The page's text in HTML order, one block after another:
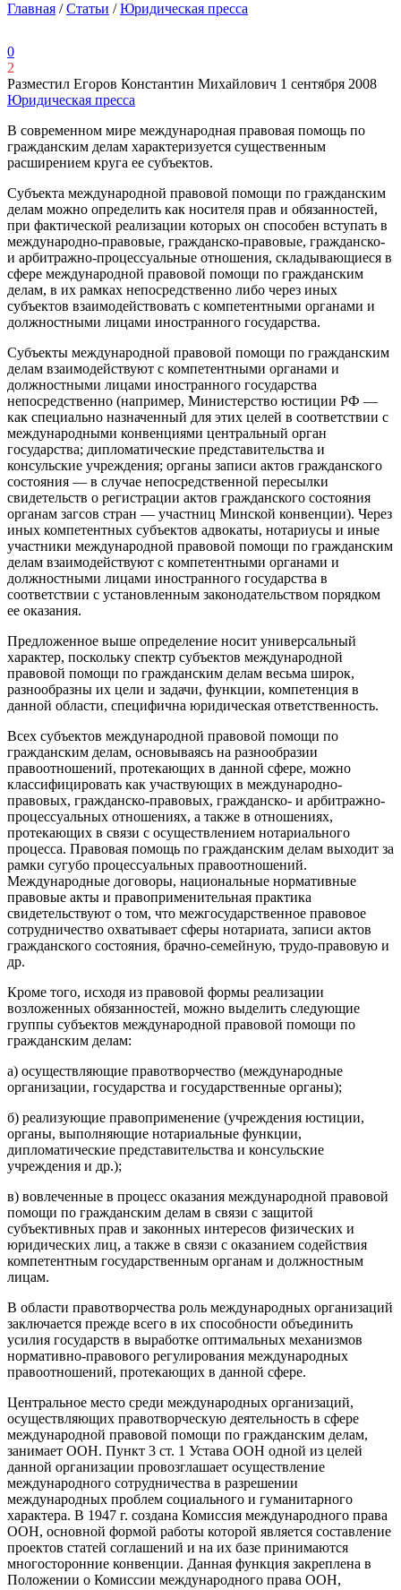
Главная /Статьи /Юридическая пресса
0
2
Разместил Егоров Константин Михайлович 1 сентября 2008
Юридическая пресса
В современном мире международная правовая помощь по
гражданским делам характеризуется существенным
расширением круга ее субъектов.
Субъекта международной правовой помощи по гражданским
делам можно определить как носителя прав и обязанностей,
при фактической реализации которых он способен вступать в
международно-правовые, гражданско-правовые, гражданско-
и арбитражно-процессуальные отношения, складывающиеся в
сфере международной правовой помощи по гражданским
делам, в их рамках непосредственно либо через иных
субъектов взаимодействовать с компетентными органами и
должностными лицами иностранного государства.
Субъекты международной правовой помощи по гражданским
делам взаимодействуют с компетентными органами и
должностными лицами иностранного государства
непосредственно (например, Министерство юстиции РФ —
как специально назначенный для этих целей в соответствии с
международными конвенциями центральный орган
государства; дипломатические представительства и
консульские учреждения; органы записи актов гражданского
состояния — в случае непосредственной пересылки
свидетельств о регистрации актов гражданского состояния
органам загсов стран — участниц Минской конвенции). Через
иных компетентных субъектов адвокаты, нотариусы и иные
участники международной правовой помощи по гражданским
делам взаимодействуют с компетентными органами и
должностными лицами иностранного государства в
соответствии с установленным законодательством порядком
ее оказания.
Предложенное выше определение носит универсальный
характер, поскольку спектр субъектов международной
правовой помощи по гражданским делам весьма широк,
разнообразны их цели и задачи, функции, компетенция в
данной области, специфична юридическая ответственность.
Всех субъектов международной правовой помощи по
гражданским делам, основываясь на разнообразии
правоотношений, протекающих в данной сфере, можно
классифицировать как участвующих в международно-
правовых, гражданско-правовых, гражданско- и арбитражно-
процессуальных отношениях, а также в отношениях,
протекающих в связи с осуществлением нотариального
процесса. Правовая помощь по гражданским делам выходит за
рамки сугубо процессуальных правоотношений.
Международные договоры, национальные нормативные
правовые акты и правоприменительная практика
свидетельствуют о том, что межгосударственное правовое
сотрудничество охватывает сферы нотариата, записи актов
гражданского состояния, брачно-семейную, трудо-правовую и
др.
Кроме того, исходя из правовой формы реализации
возложенных обязанностей, можно выделить следующие
группы субъектов международной правовой помощи по
гражданским делам:
а) осуществляющие правотворчество (международные
организации, государства и государственные органы);
б) реализующие правоприменение (учреждения юстиции,
органы, выполняющие нотариальные функции,
дипломатические представительства и консульские
учреждения и др.);
в) вовлеченные в процесс оказания международной правовой
помощи по гражданским делам в связи с защитой
субъективных прав и законных интересов физических и
юридических лиц, а также в связи с оказанием содействия
компетентным государственным органам и должностным
лицам.
В области правотворчества роль международных организаций
заключается прежде всего в их способности объединить
усилия государств в выработке оптимальных механизмов
нормативно-правового регулирования международных
правоотношений, протекающих в данной сфере.
Центральное место среди международных организаций,
осуществляющих правотворческую деятельность в сфере
международной правовой помощи по гражданским делам,
занимает ООН. Пункт 3 ст. 1 Устава ООН одной из целей
данной организации провозглашает осуществление
международного сотрудничества в разрешении
международных проблем социального и гуманитарного
характера. В 1947 г. создана Комиссия международного права
ООН, основной формой работы которой является составление
проектов статей соглашений и на их базе принимаются
многосторонние конвенции. Данная функция закреплена в
Положении о Комиссии международного права ООН,